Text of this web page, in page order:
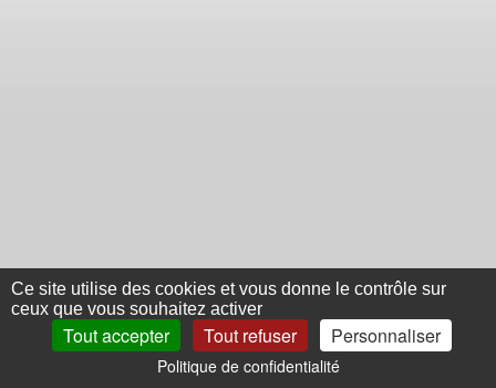
Ce site utilise des cookies et vous donne le contrôle sur
ceux que vous souhaitez activer
Tout accepter Tout refuser Personnaliser
Politique de confidentialité